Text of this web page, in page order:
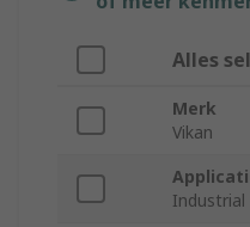
Alles
Merk
Vikan
Industrial